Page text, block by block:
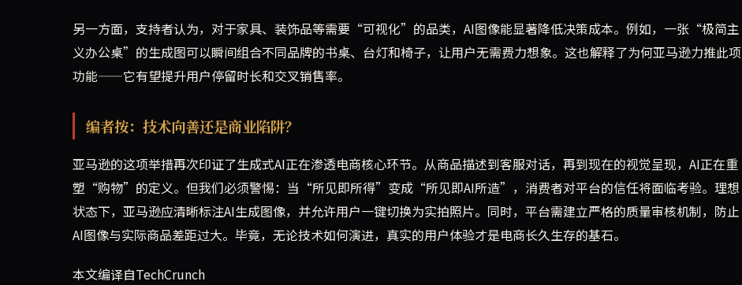
另一方面，支持者认为，对于家具、装饰品等需要“可视化”的品类，AI图像能显著降低决策成本。例如，一张“极简主
义办公桌”的生成图可以瞬间组合不同品牌的书桌、台灯和椅子，让用户无需费力想象。这也解释了为何亚马逊力推此项
功能——它有望提升用户停留时长和交叉销售率。
编者按：技术向善还是商业陷阱？
亚马逊的这项举措再次印证了生成式AI正在渗透电商核心环节。从商品描述到客服对话，再到现在的视觉呈现，AI正在重
塑“购物”的定义。但我们必须警惕：当“所见即所得”变成“所见即AI所造”，消费者对平台的信任将面临考验。理想
状态下，亚马逊应清晰标注AI生成图像，并允许用户一键切换为实拍照片。同时，平台需建立严格的质量审核机制，防止
AI图像与实际商品差距过大。毕竟，无论技术如何演进，真实的用户体验才是电商长久生存的基石。
本文编译自TechCrunch